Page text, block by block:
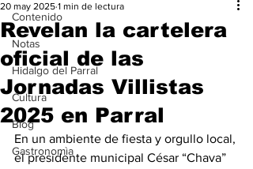
Contenido
Notas
Hidalgo del Parral
Cultura
Blog
Gastronomìa
Revelan la cartelera
oficial de las
Jornadas Villistas
2025 en Parral
20 may 2025 1 min de lectura
En un ambiente de fiesta y orgullo local,
el presidente municipal César “Chava”